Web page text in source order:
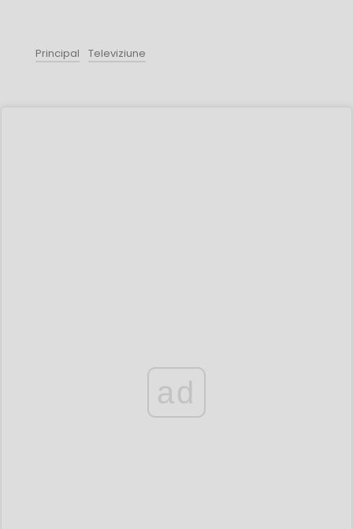
Principal Televiziune
ad